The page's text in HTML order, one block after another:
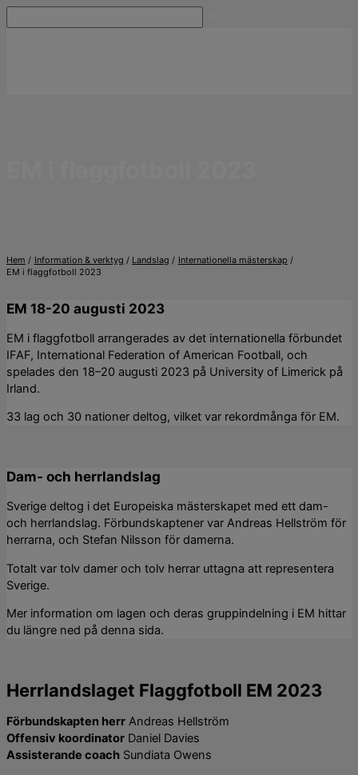
till
Hem Information & verktyg Landslag
Internationella mästerskap
EM i flaggfotboll 2023
EM 18-20 augusti 2023
EM i flaggfotboll arrangerades av det internationella förbundet
IFAF, International Federation of American Football, och
spelades den 18–20 augusti 2023 på University of Limerick på
Irland.
33 lag och 30 nationer deltog, vilket var rekordmånga för EM.
Dam- och herrlandslag
Sverige deltog i det Europeiska mästerskapet med ett dam-
och herrlandslag. Förbundskaptener var Andreas Hellström för
herrarna, och Stefan Nilsson för damerna.
Totalt var tolv damer och tolv herrar uttagna att representera
Sverige.
Mer information om lagen och deras gruppindelning i EM hittar
du längre ned på denna sida.
Herrlandslaget Flaggfotboll EM 2023
Förbundskapten herr Andreas Hellström
Offensiv koordinator Daniel Davies
Assisterande coach Sundiata Owens